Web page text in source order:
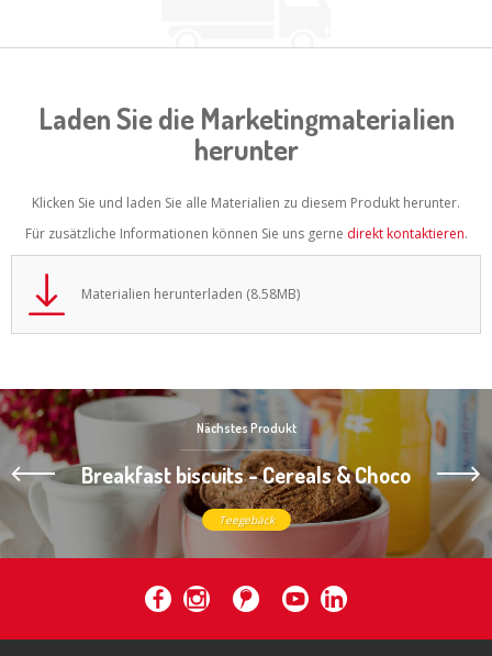
Laden Sie die Marketingmaterialien
herunter
Klicken Sie und laden Sie alle Materialien zu diesem Produkt herunter.
Für zusätzliche Informationen können Sie uns gerne direkt kontaktieren.
Materialien herunterladen (8.58MB)
Nächstes Produkt
Breakfast biscuits - Cereals & Choco
Teegebäck